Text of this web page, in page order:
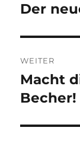
Vorheriger
Der
WEITER
Nächster
Beitrag:
Macht
Becher!